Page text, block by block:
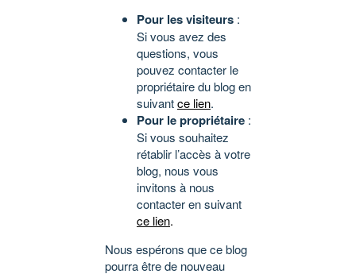
Pour les visiteurs :
Si vous avez des
questions, vous
pouvez contacter le
propriétaire du blog en
suivantce lien.
Pour le propriétaire :
Si vous souhaitez
rétablir l’accès à votre
blog, nous vous
invitons à nous
contacter en suivant
ce lien.
Nous espérons que ce blog
pourra être de nouveau